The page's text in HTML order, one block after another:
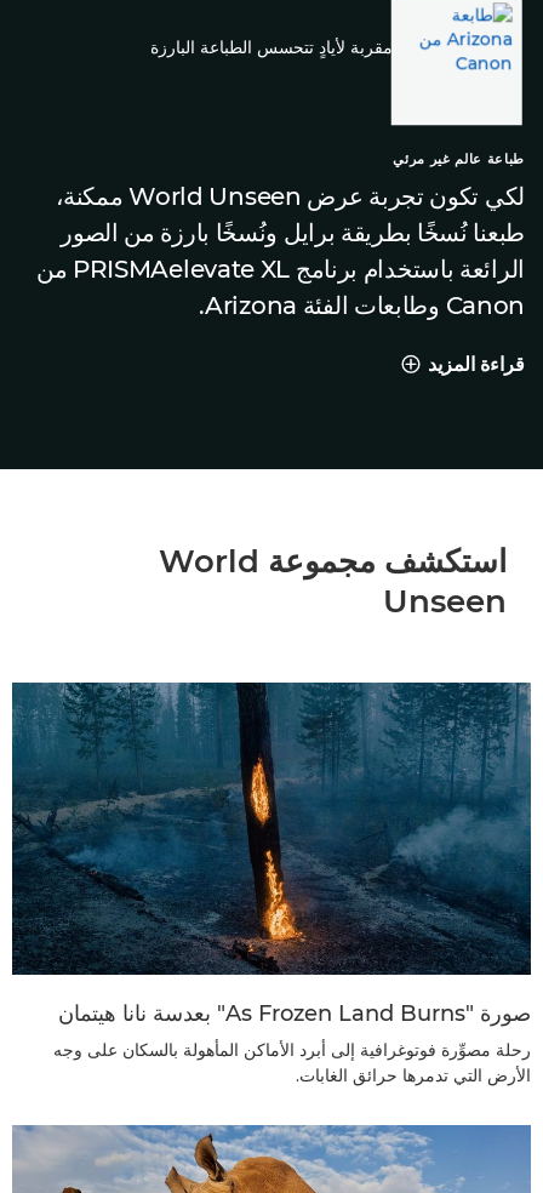
طباعة عالم غير مرئي
لكي تكون تجربة عرض World Unseen ممكنة،
طبعنا نُسخًا بطريقة برايل ونُسخًا بارزة من الصور
الرائعة باستخدام برنامج PRISMAelevate XL من
Canon وطابعات الفئة Arizona.
طباعة عالم غير مرئي
قراءة المزيد
استكشف مجموعة World
Unseen
صورة "As Frozen Land Burns" بعدسة نانا هيتمان
رحلة مصوِّرة فوتوغرافية إلى أبرد الأماكن المأهولة بالسكان على وجه
الأرض التي تدمرها حرائق الغابات.